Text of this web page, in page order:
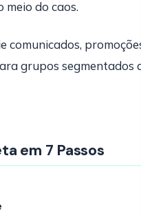
meio do caos.
comunicados,
grupos segmentados
em 7 Passos